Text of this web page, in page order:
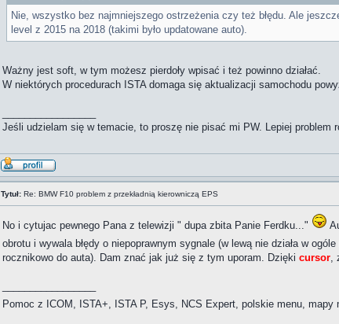
Nie, wszystko bez najmniejszego ostrzeżenia czy też błędu. Ale
level z 2015 na 2018 (takimi było updatowane auto).
Ważny jest soft, w tym możesz pierdoły wpisać i też powinno działać.
W niektórych procedurach ISTA domaga się aktualizacji samochodu
Jeśli udzielam się w temacie, to proszę nie pisać mi PW. Lepiej
Tytuł: Re: BMW F10 problem z przekładnią kierowniczą EPS
No i cytujac pewnego Pana z telewizji " dupa zbita Panie Ferdku..."
obrotu i wywala błędy o niepoprawnym sygnale (w lewą nie działa w
rocznikowo do auta). Dam znać jak już się z tym uporam. Dzięki cursor,
Pomoc z ICOM, ISTA+, ISTA P, Esys, NCS Expert, polskie menu,